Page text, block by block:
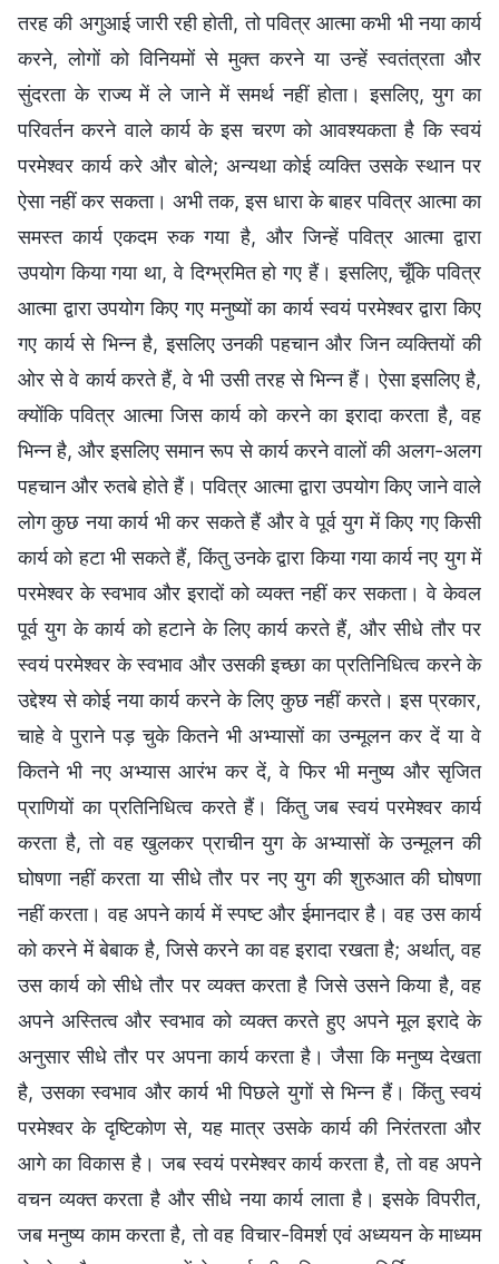
तरह की अगुआई जारी रही होती, तो पवित्र आत्मा कभी भी नया कार्य
करने, लोगों को विनियमों से मुक्त करने या उन्हें स्वतंत्रता और
सुंदरता के राज्य में ले जाने में समर्थ नहीं होता। इसलिए, युग का
परिवर्तन करने वाले कार्य के इस चरण को आवश्यकता है कि स्वयं
परमेश्वर कार्य करे और बोले; अन्यथा कोई व्यक्ति उसके स्थान पर
ऐसा नहीं कर सकता। अभी तक, इस धारा के बाहर पवित्र आत्मा का
समस्त कार्य एकदम रुक गया है, और जिन्हें पवित्र आत्मा द्वारा
उपयोग किया गया था, वे दिग्भ्रमित हो गए हैं। इसलिए, चूँकि पवित्र
आत्मा द्वारा उपयोग किए गए मनुष्यों का कार्य स्वयं परमेश्वर द्वारा किए
गए कार्य से भिन्न है, इसलिए उनकी पहचान और जिन व्यक्तियों की
ओर से वे कार्य करते हैं, वे भी उसी तरह से भिन्न हैं। ऐसा इसलिए है,
क्योंकि पवित्र आत्मा जिस कार्य को करने का इरादा करता है, वह
भिन्न है, और इसलिए समान रूप से कार्य करने वालों की अलग-अलग
पहचान और रुतबे होते हैं। पवित्र आत्मा द्वारा उपयोग किए जाने वाले
लोग कुछ नया कार्य भी कर सकते हैं और वे पूर्व युग में किए गए किसी
कार्य को हटा भी सकते हैं, किंतु उनके द्वारा किया गया कार्य नए युग में
परमेश्वर के स्वभाव और इरादों को व्यक्त नहीं कर सकता। वे केवल
पूर्व युग के कार्य को हटाने के लिए कार्य करते हैं, और सीधे तौर पर
स्वयं परमेश्वर के स्वभाव और उसकी इच्छा का प्रतिनिधित्व करने के
उद्देश्य से कोई नया कार्य करने के लिए कुछ नहीं करते। इस प्रकार,
चाहे वे पुराने पड़ चुके कितने भी अभ्यासों का उन्मूलन कर दें या वे
कितने भी नए अभ्यास आरंभ कर दें, वे फिर भी मनुष्य और सृजित
प्राणियों का प्रतिनिधित्व करते हैं। किंतु जब स्वयं परमेश्वर कार्य
करता है, तो वह खुलकर प्राचीन युग के अभ्यासों के उन्मूलन की
घोषणा नहीं करता या सीधे तौर पर नए युग की शुरुआत की घोषणा
नहीं करता। वह अपने कार्य में स्पष्ट और ईमानदार है। वह उस कार्य
को करने में बेबाक है, जिसे करने का वह इरादा रखता है; अर्थात्, वह
उस कार्य को सीधे तौर पर व्यक्त करता है जिसे उसने किया है, वह
अपने अस्तित्व और स्वभाव को व्यक्त करते हुए अपने मूल इरादे के
अनुसार सीधे तौर पर अपना कार्य करता है। जैसा कि मनुष्य देखता
है, उसका स्वभाव और कार्य भी पिछले युगों से भिन्न हैं। किंतु स्वयं
परमेश्वर के दृष्टिकोण से, यह मात्र उसके कार्य की निरंतरता और
आगे का विकास है। जब स्वयं परमेश्वर कार्य करता है, तो वह अपने
वचन व्यक्त करता है और सीधे नया कार्य लाता है। इसके विपरीत,
जब मनुष्य काम करता है, तो वह विचार-विमर्श एवं अध्ययन के माध्यम